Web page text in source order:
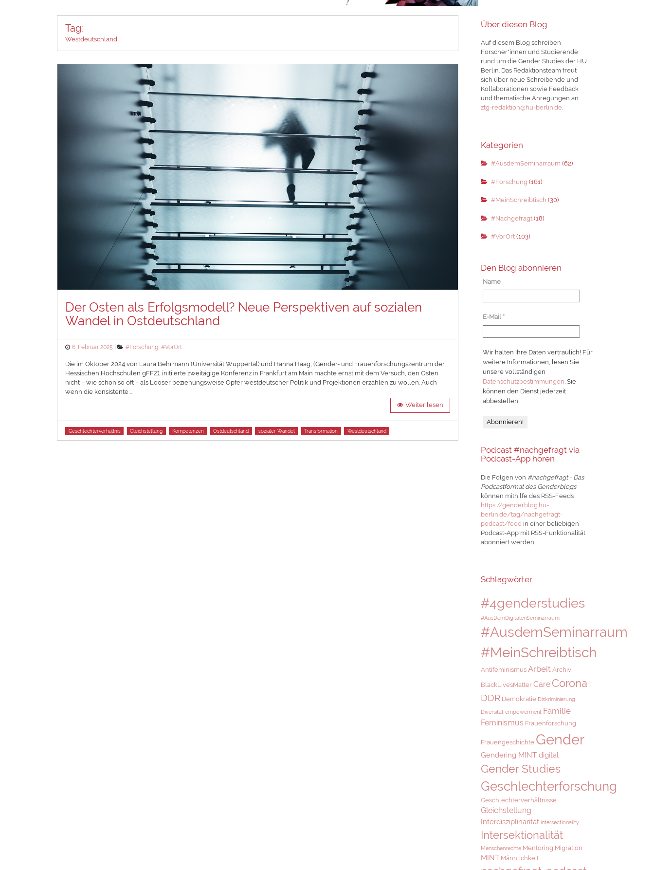
Tag:
Westdeutschland
Der Osten als Erfolgsmodell? Neue Perspektiven auf sozialen
Wandel in Ostdeutschland
Posted
6. Februar 2025 Categories
#Forschung,#VorOrt
Die im Oktober 2024 von Laura Behrmann (Universität Wuppertal) und Hanna Haag, (Gender- und Frauenforschungszentrum der
Hessischen Hochschulen gFFZ), initiierte zweitägige Konferenz in Frankfurt am Main machte ernst mit dem Versuch, den Osten
nicht – wie schon so oft – als Looser beziehungsweise Opfer westdeutscher Politik und Projektionen erzählen zu wollen. Auch
wenn die konsistente …
Weiter lesen
Tags
Geschlechterverhältnis Gleichstellung Kompetenzen Ostdeutschland sozialer Wandel Transformation Westdeutschland
Über diesen Blog
Auf diesem Blog schreiben
Forscher*innen und Studierende
rund um die Gender Studies der HU
Berlin. Das Redaktionsteam freut
sich über neue Schreibende und
Kollaborationen sowie Feedback
und thematische Anregungen an
ztg-redaktion@hu-berlin.de.
Kategorien
#AusdemSeminarraum (62)
#Forschung (161)
#MeinSchreibtisch (30)
#Nachgefragt(18)
#VorOrt(103)
Den Blog abonnieren
Name
E-Mail *
Wir halten Ihre Daten vertraulich! Für
weitere Informationen, lesen Sie
unsere vollständigen
Datenschutzbestimmungen . Sie
können den Dienst jederzeit
abbestellen.
Podcast #nachgefragt via
Podcast-App hören
Die Folgen von #nachgefragt - Das
Podcastformat des Genderblogs
können mithilfe des RSS-Feeds
https://genderblog.hu-
berlin.de/tag/nachgefragt-
podcast/feed in einer beliebigen
Podcast-App mit RSS-Funktionalität
abonniert werden.
Schlagwörter
#4genderstudies
#AusDemDigitalenSeminarraum
#AusdemSeminarraum
#MeinSchreibtisch
Antifeminismus Arbeit Archiv
BlackLivesMatter Care Corona
DDR Demokratie Diskriminierung
Diversität empowerment Familie
Feminismus Frauenforschung
Frauengeschichte Gender
Gendering MINT digital
Gender Studies
Geschlechterforschung
Geschlechterverhältnisse
Gleichstellung
Interdisziplinarität intersectionality
Intersektionalität
Menschenrechte Mentoring Migration
MINT Männlichkeit